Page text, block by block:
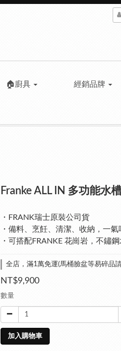
🏠廚具 經銷品牌
Franke ALL IN 多功能水
・FRANK瑞士原裝公司貨
・備料、烹飪、清潔、收納，一氣
・可搭配FRANKE 花崗岩，不鏽
全店，滿1萬免運(馬桶臉盆等易碎品
NT$9,900
數量
加入購物車